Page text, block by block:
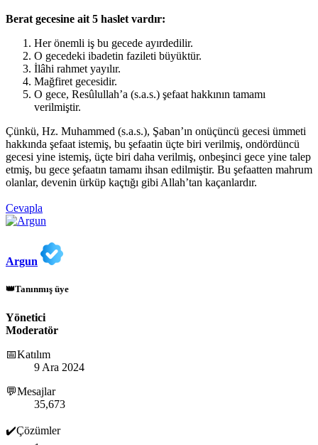
Berat gecesine ait 5 haslet vardır:
Her önemli iş bu gecede ayırdedilir.
O gecedeki ibadetin fazileti büyüktür.
İlâhi rahmet yayılır.
Mağfiret gecesidir.
O gece, Resûlullah’a (s.a.s.) şefaat hakkının tamamı
verilmiştir.
Çünkü, Hz. Muhammed (s.a.s.), Şaban’ın onüçüncü gecesi ümmeti
hakkında şefaat istemiş, bu şefaatin üçte biri verilmiş, ondördüncü
gecesi yine istemiş, üçte biri daha verilmiş, onbeşinci gece yine talep
etmiş, bu gece şefaatın tamamı ihsan edilmiştir. Bu şefaatten mahrum
olanlar, devenin ürküp kaçtığı gibi Allah’tan kaçanlardır.
Cevapla
Argun
👑Tanınmış üye
Yönetici
Moderatör
📅Katılım
9 Ara 2024
💬Mesajlar
35,673
✔️Çözümler